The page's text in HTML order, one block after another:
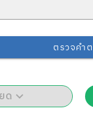
ตรวจคำ
ด